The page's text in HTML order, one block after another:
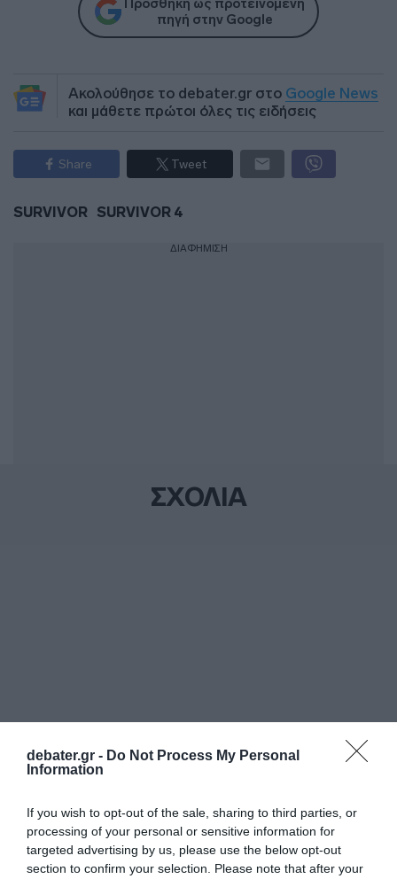
debater.gr - Do Not Process My Personal
Information
If you wish to opt-out of the sale, sharing to third parties, or
processing of your personal or sensitive information for
targeted advertising by us, please use the below opt-out
section to confirm your selection. Please note that after your
πηγή στην Google
Ακολούθησε το debater.gr στο Google News
και μάθετε πρώτοι όλες τις ειδήσεις
Share Tweet
SURVIVOR SURVIVOR 4
ΔΙΑΦΗΜΙΣΗ
ΣΧΟΛΙΑ